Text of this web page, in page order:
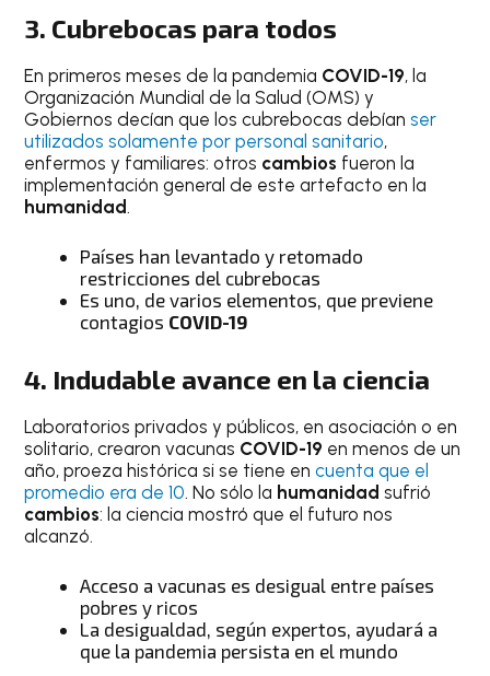
3. Cubrebocas para todos
En primeros meses de la pandemia COVID-19, la
Organización Mundial de la Salud (OMS) y
Gobiernos decían que los cubrebocas debíanser
utilizados solamente por personal sanitario,
enfermos y familiares: otros cambios fueron la
implementación general de este artefacto en la
humanidad.
Países han levantado y retomado
restricciones del cubrebocas
Es uno, de varios elementos, que previene
contagios COVID-19
4. Indudable avance en la ciencia
Laboratorios privados y públicos, en asociación o en
solitario, crearon vacunas COVID-19 en menos de un
año, proeza histórica si se tiene encuenta que el
promedio era de 10. No sólo la humanidad sufrió
cambios: la ciencia mostró que el futuro nos
alcanzó.
Acceso a vacunas es desigual entre países
pobres y ricos
La desigualdad, según expertos, ayudará a
que la pandemia persista en el mundo